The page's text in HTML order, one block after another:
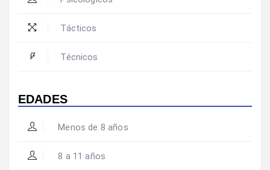
Tácticos
Técnicos
EDADES
Menos de 8 años
8 a 11 años